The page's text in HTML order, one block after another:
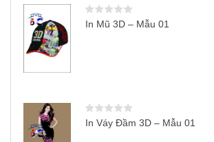
In Mũ 3D – Mẫu 01
In Váy Đầm 3D – Mẫu 01